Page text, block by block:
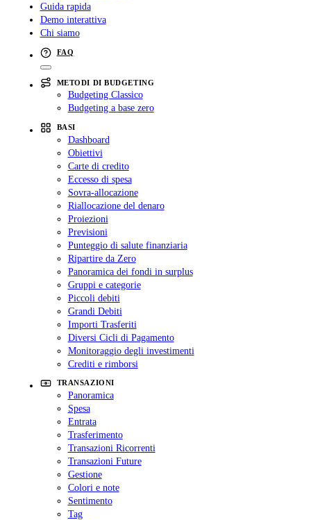
Guida rapida
Demo interattiva
Chi siamo
FAQ
METODI DI BUDGETING
Budgeting Classico
Budgeting a base zero
BASI
Dashboard
Obiettivi
Carte di credito
Eccesso di spesa
Sovra-allocazione
Riallocazione del denaro
Proiezioni
Previsioni
Punteggio di salute finanziaria
Ripartire da Zero
Panoramica dei fondi in surplus
Gruppi e categorie
Piccoli debiti
Grandi Debiti
Importi Trasferiti
Diversi Cicli di Pagamento
Monitoraggio degli investimenti
Crediti e rimborsi
TRANSAZIONI
Panoramica
Spesa
Entrata
Trasferimento
Transazioni Ricorrenti
Transazioni Future
Gestione
Colori e note
Sentimento
Tag